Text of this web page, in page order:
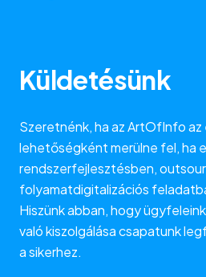
Küldetésünk
Szeretnénk, ha az ArtOfInfo az
lehetőségként merülne fel, ha
rendszerfejlesztésben,
folyamatdigitalizációs
Hiszünk abban, hogy
való kiszolgálása csapatunk
a sikerhez.